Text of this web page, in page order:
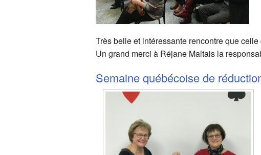
Très belle et intéressante rencontre que
Un grand merci à Réjane Maltais la
Semaine québécoise de